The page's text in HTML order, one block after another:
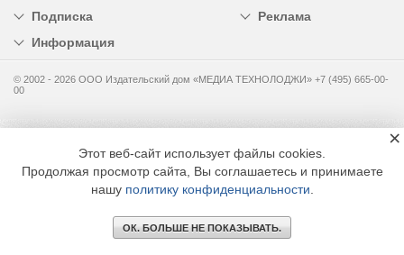
Подписка
Реклама
Информация
© 2002 - 2026 OOO Издательский дом «МЕДИА ТЕХНОЛОДЖИ» +7 (495) 665-00-
00
Этот веб-сайт использует файлы cookies.
Продолжая просмотр сайта, Вы соглашаетесь и принимаете
нашу политику конфиденциальности
ОК. БОЛЬШЕ НЕ ПОКАЗЫВАТЬ.
×